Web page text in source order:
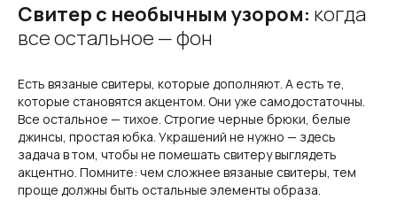
Свитер с необычным узором: когда
все остальное — фон
Есть вязаные свитеры, которые дополняют. А есть те,
которые становятся акцентом. Они уже самодостаточны.
Все остальное — тихое. Строгие черные брюки, белые
джинсы, простая юбка. Украшений не нужно — здесь
задача в том, чтобы не помешать свитеру выглядеть
акцентно. Помните: чем сложнее вязаные свитеры, тем
проще должны быть остальные элементы образа.